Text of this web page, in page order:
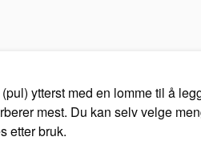
ytterst med en lomme til å
mest. Du kan selv velge
etter bruk.